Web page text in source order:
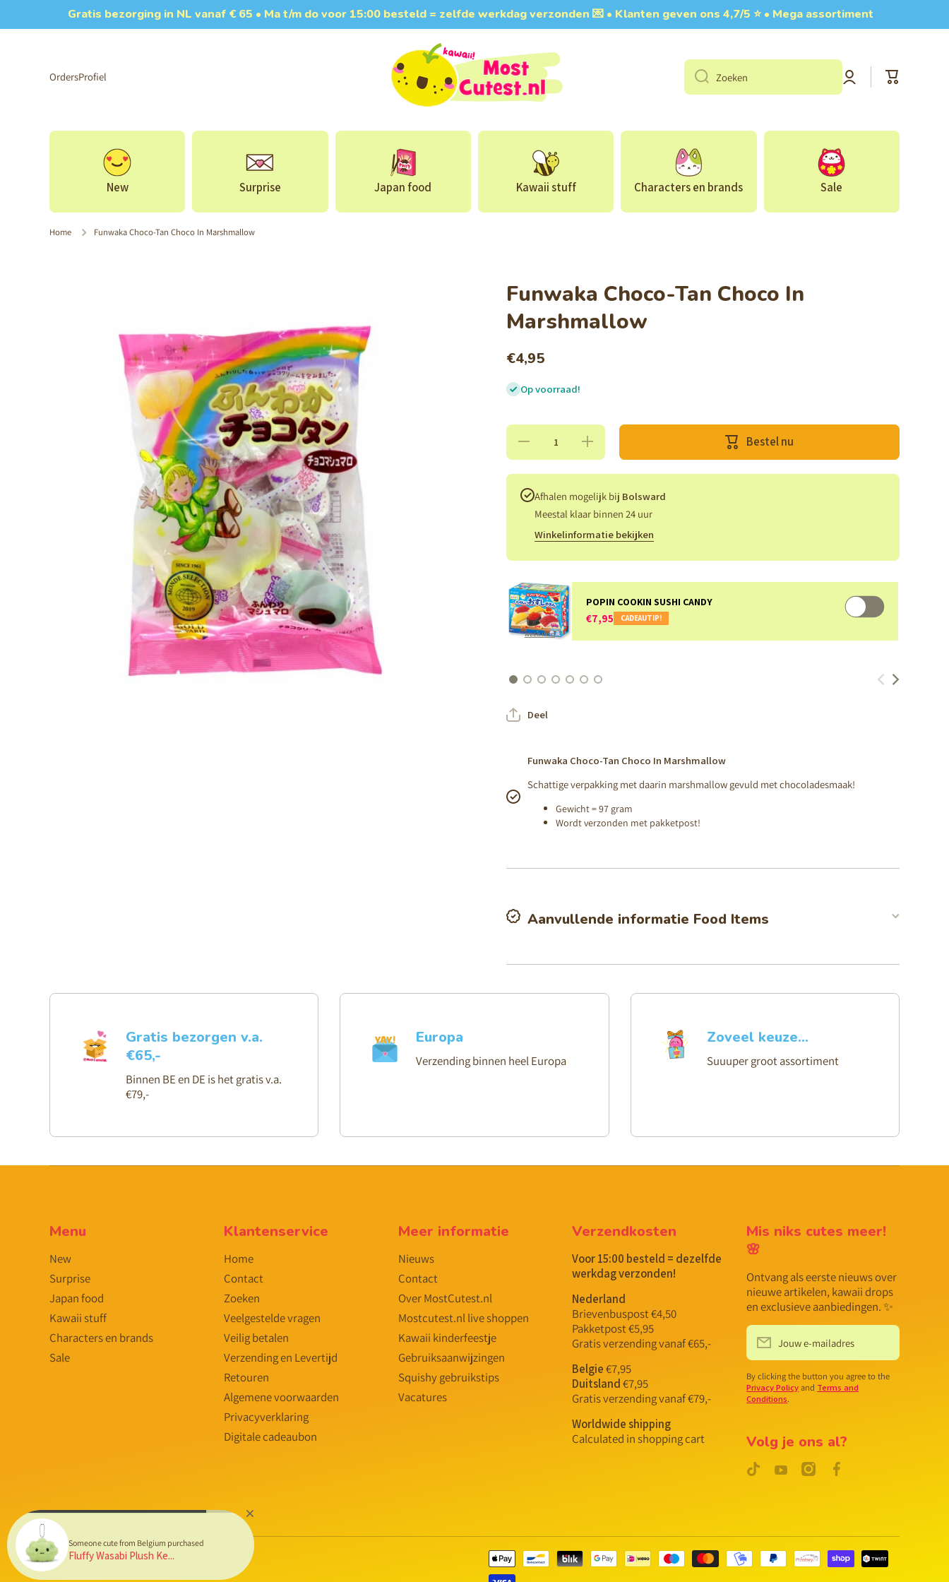
Doorgaan naar artikel
Gratis bezorging in NL vanaf € 65 • Ma t/m do voor 15:00 besteld = zelfde werkdag verzonden 💌 • Klanten geven ons 4,7/5 ⭐ • Mega assortiment
OrdersProfiel Zoeken
Log
in
New Surprise Japan food Kawaii stuff Characters en brands Sale
Home Funwaka Choco-Tan Choco In Marshmallow
Funwaka Choco-Tan Choco In
Marshmallow
€4,95
Op voorraad!
Hoeveelheid
voor
Choco In
Marshmallow
Verhoog de
hoeveelheid
voor
Choco In
Marshmallow
Bestel nu
Afhalen mogelijk bij Bolsward
Meestal klaar binnen 24 uur
Winkelinformatie bekijken
MEER INFO
POPIN COOKIN SUSHI CANDY
€7,95 CADEAUTIP!
Deel
Funwaka Choco-Tan Choco In Marshmallow
Schattige verpakking met daarin marshmallow gevuld met chocoladesmaak!
Gewicht = 97 gram
Wordt verzonden met pakketpost!
Aanvullende informatie Food Items
Gratis bezorgen v.a.
€65,-
Binnen BE en DE is het gratis v.a.
€79,-
Europa
Verzending binnen heel Europa
Zoveel keuze...
Suuuper groot assortiment
Menu
New
Surprise
Japan food
Kawaii stuff
Characters en brands
Sale
Klantenservice
Home
Contact
Zoeken
Veelgestelde vragen
Veilig betalen
Verzending en Levertijd
Retouren
Algemene voorwaarden
Privacyverklaring
Digitale cadeaubon
Meer informatie
Nieuws
Contact
Over MostCutest.nl
Mostcutest.nl live shoppen
Kawaii kinderfeestje
Gebruiksaanwijzingen
Squishy gebruikstips
Vacatures
Verzendkosten
Voor 15:00 besteld = dezelfde
werkdag verzonden!
Nederland
Brievenbuspost €4,50
Pakketpost €5,95
Gratis verzending vanaf €65,-
Belgie€7,95
Duitsland€7,95
Gratis verzending vanaf €79,-
Worldwide shipping
Calculated in shopping cart
Mis niks cutes meer!
🌸
Ontvang als eerste nieuws over
nieuwe artikelen, kawaii drops
en exclusieve aanbiedingen. ✨
Jouw e-mailadres
By clicking the button you agree to the
Privacy Policyand Terms and
Conditions.
Volg je ons al?
tiktokcom/@mostcutesteu
youtubecom/MostCutestNL
instagramcom/
facebookcom/
© 2026,MostCutest.nl 🔥 Powered by
Someone cute from Belgium purchased
Fluffy Wasabi Plush Ke...